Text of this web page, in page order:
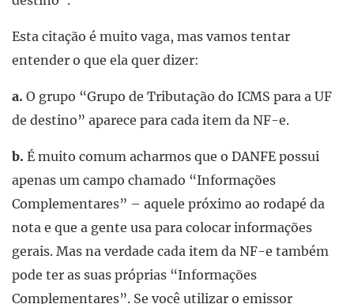
Esta citação é muito vaga, mas vamos tentar
entender o que ela quer dizer:
a. O grupo “Grupo de Tributação do ICMS para a UF
de destino” aparece para cada item da NF-e.
b. É muito comum acharmos que o DANFE possui
apenas um campo chamado “Informações
Complementares” – aquele próximo ao rodapé da
nota e que a gente usa para colocar informações
gerais. Mas na verdade cada item da NF-e também
pode ter as suas próprias “Informações
Complementares”. Se você utilizar o emissor